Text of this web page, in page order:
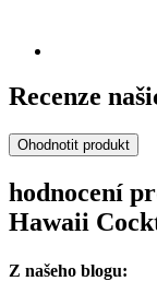
Recenze
Ohodnotit produkt
hodnocení
Hawaii
Z našeho blogu: